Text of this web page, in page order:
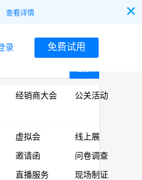
查看详情
录 免费试用
经销商大会
公关活动
虚拟会
线上展
邀请函
问卷调查
直播服务
现场制证